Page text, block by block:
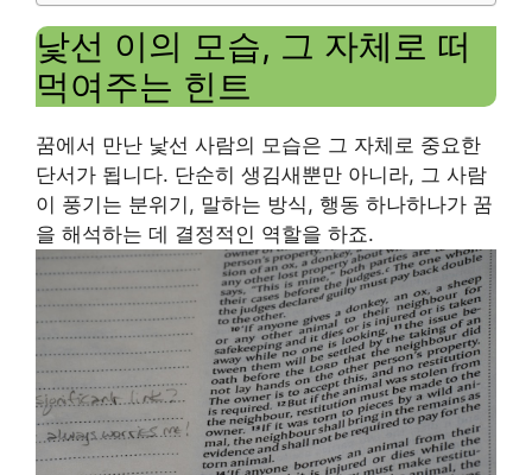
낯선 이의 모습, 그 자체로 떠
먹여주는 힌트
꿈에서 만난 낯선 사람의 모습은 그 자체로 중요한
단서가 됩니다. 단순히 생김새뿐만 아니라, 그 사람
이 풍기는 분위기, 말하는 방식, 행동 하나하나가 꿈
을 해석하는 데 결정적인 역할을 하죠.